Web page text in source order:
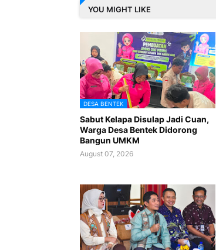
YOU MIGHT LIKE
DESA BENTEK
Sabut Kelapa Disulap Jadi Cuan,
Warga Desa Bentek Didorong
Bangun UMKM
August 07, 2026